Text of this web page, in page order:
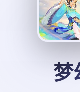
梦